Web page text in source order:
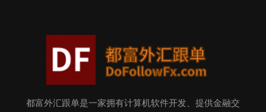
都富外汇跟单是一家拥有计算机软件开发、提供金融交